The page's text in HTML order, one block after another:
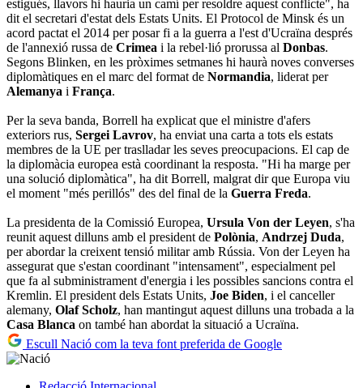
estigués, llavors hi hauria un camí per resoldre aquest conflicte", ha
dit el secretari d'estat dels Estats Units. El Protocol de Minsk és un
acord pactat el 2014 per posar fi a la guerra a l'est d'Ucraïna després
de l'annexió russa de Crimea i la rebel·lió prorussa al Donbas.
Segons Blinken, en les pròximes setmanes hi haurà noves converses
diplomàtiques en el marc del format de Normandia, liderat per
Alemanya i França.
Per la seva banda, Borrell ha explicat que el ministre d'afers
exteriors rus, Sergei Lavrov, ha enviat una carta a tots els estats
membres de la UE per traslladar les seves preocupacions. El cap de
la diplomàcia europea està coordinant la resposta. "Hi ha marge per
una solució diplomàtica", ha dit Borrell, malgrat dir que Europa viu
el moment "més perillós" des del final de la Guerra Freda.
La presidenta de la Comissió Europea, Ursula Von der Leyen, s'ha
reunit aquest dilluns amb el president de Polònia, Andrzej Duda,
per abordar la creixent tensió militar amb Rússia. Von der Leyen ha
assegurat que s'estan coordinant "intensament", especialment pel
que fa al subministrament d'energia i les possibles sancions contra el
Kremlin. El president dels Estats Units, Joe Biden, i el canceller
alemany, Olaf Scholz, han mantingut aquest dilluns una trobada a la
Casa Blanca on també han abordat la situació a Ucraïna.
Escull Nació com la teva font preferida de Google